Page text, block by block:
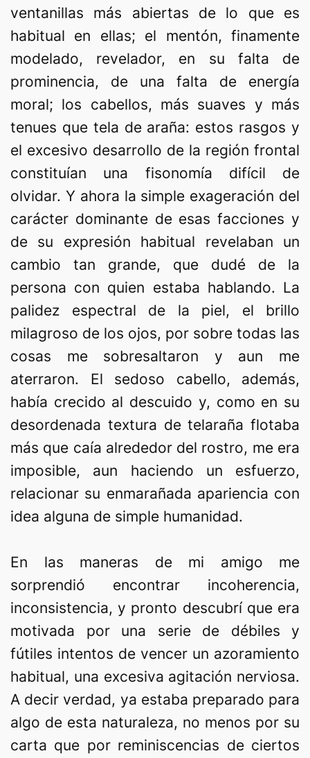
ventanillas más abiertas de lo que es
habitual en ellas; el mentón, finamente
modelado, revelador, en su falta de
prominencia, de una falta de energía
moral; los cabellos, más suaves y más
tenues que tela de araña: estos rasgos y
el excesivo desarrollo de la región frontal
constituían una fisonomía difícil de
olvidar. Y ahora la simple exageración del
carácter dominante de esas facciones y
de su expresión habitual revelaban un
cambio tan grande, que dudé de la
persona con quien estaba hablando. La
palidez espectral de la piel, el brillo
milagroso de los ojos, por sobre todas las
cosas me sobresaltaron y aun me
aterraron. El sedoso cabello, además,
había crecido al descuido y, como en su
desordenada textura de telaraña flotaba
más que caía alrededor del rostro, me era
imposible, aun haciendo un esfuerzo,
relacionar su enmarañada apariencia con
idea alguna de simple humanidad.
En las maneras de mi amigo me
sorprendió encontrar incoherencia,
inconsistencia, y pronto descubrí que era
motivada por una serie de débiles y
fútiles intentos de vencer un azoramiento
habitual, una excesiva agitación nerviosa.
A decir verdad, ya estaba preparado para
algo de esta naturaleza, no menos por su
carta que por reminiscencias de ciertos